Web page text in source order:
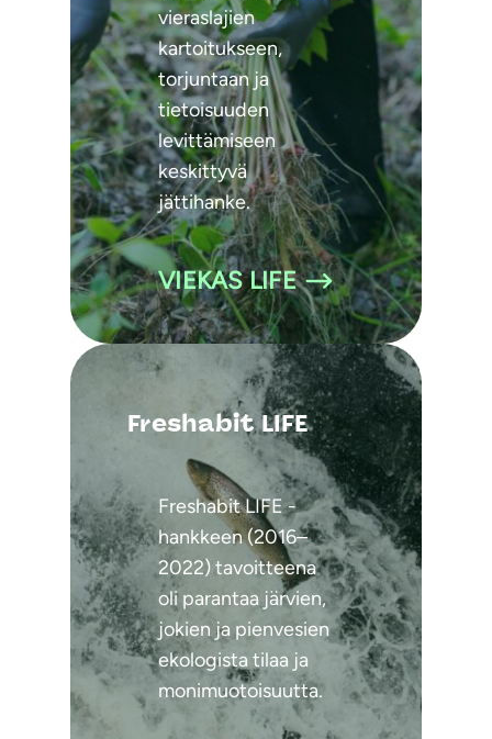
vieraslajien
kartoitukseen,
torjuntaan ja
tietoisuuden
levittämiseen
keskittyvä
jättihanke.
VIEKAS LIFE
Freshabit LIFE
Freshabit LIFE -
hankkeen (2016–
2022) tavoitteena
oli parantaa järvien,
jokien ja pienvesien
ekologista tilaa ja
monimuotoisuutta.